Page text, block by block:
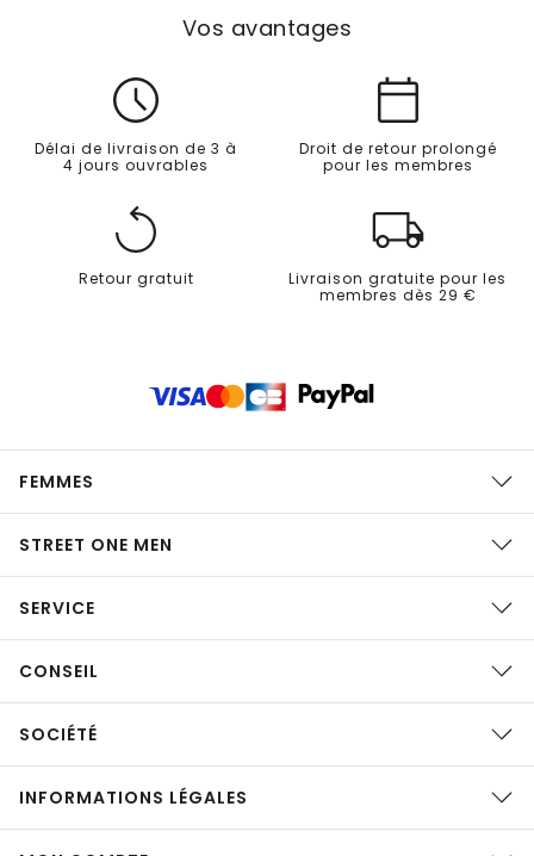
Vos avantages
Délai de livraison de 3 à
4 jours ouvrables
Droit de retour prolongé
pour les membres
Retour gratuit
Livraison gratuite pour les
membres dès 29 €
FEMMES
STREET ONE MEN
SERVICE
CONSEIL
SOCIÉTÉ
INFORMATIONS LÉGALES